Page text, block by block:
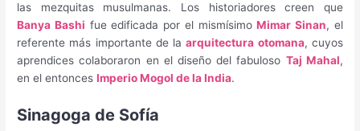
las mezquitas musulmanas. Los historiadores creen que
Banya Bashi fue edificada por el mismísimoMimar Sinan, el
referente más importante de laarquitectura otomana, cuyos
aprendices colaboraron en el diseño del fabuloso Taj Mahal,
en el entoncesImperio Mogol de la India.
Sinagoga de Sofía